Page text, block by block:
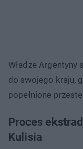
Władze
do swojego kraju,
popełnione
Proces
Kulisia